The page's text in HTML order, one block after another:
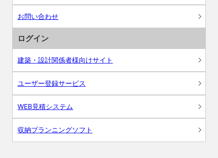
お問い合わせ
ログイン
建築・設計関係者様向けサイト
ユーザー登録サービス
WEB見積システム
収納プランニングソフト